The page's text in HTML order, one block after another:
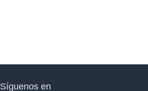
Síguenos en